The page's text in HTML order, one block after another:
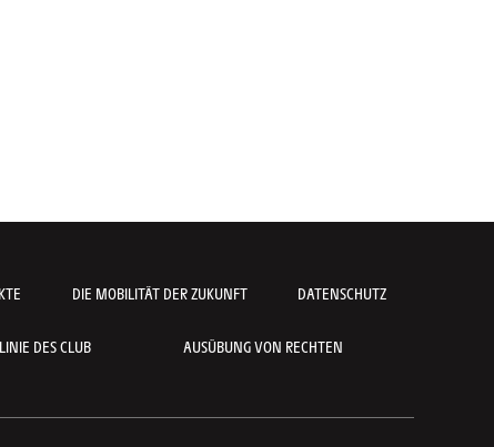
DIE MOBILITÄT DER ZUKUNFT DATENSCHUTZ
DES CLUB AUSÜBUNG VON RECHTEN